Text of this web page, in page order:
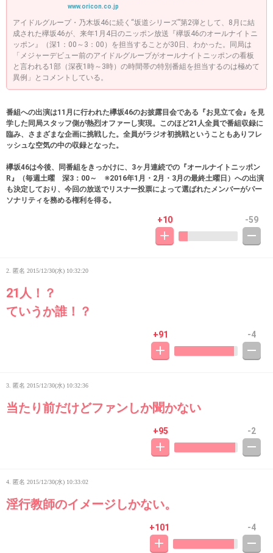
www.oricon.co.jp
アイドルグループ・乃木坂46に続く“坂道シリーズ”第2弾として、8月に結
成された欅坂46が、来年1月4日のニッポン放送『欅坂46のオールナイトニ
ッポン』（深1：00～3：00）を担当することが30日、わかった。同局は
「メジャーデビュー前のアイドルグループがオールナイトニッポンの看板
と言われる1部（深夜1時～3時）の時間帯の特別番組を担当するのは極めて
異例」とコメントしている。
番組への出演は11月に行われた欅坂46のお披露目会である『お見立て会』を見
学した同局スタッフ側が熱烈オファーし実現。このほど21人全員で番組収録に
臨み、さまざまな企画に挑戦した。全員がラジオ初挑戦ということもありフレ
ッシュな空気の中の収録となった。
欅坂46は今後、同番組をきっかけに、3ヶ月連続での『オールナイトニッポン
R』（毎週土曜 深3：00～ ※2016年1月・2月・3月の最終土曜日）への出演
も決定しており、今回の放送でリスナー投票によって選ばれたメンバーがパー
ソナリティを務める権利を得る。
+10 -59
2. 匿名 2015/12/30(水) 10:32:20
21人！？
ていうか誰！？
+91 -4
3. 匿名 2015/12/30(水) 10:32:36
当たり前だけどファンしか聞かない
+95 -2
4. 匿名 2015/12/30(水) 10:33:02
淫行教師のイメージしかない。
+101 -4